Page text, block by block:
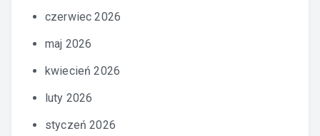
czerwiec 2026
maj 2026
kwiecień 2026
luty 2026
styczeń 2026